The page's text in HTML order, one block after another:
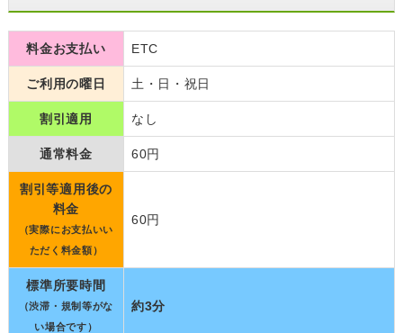
料金お支払い ETC
ご利用の曜日 土・日・祝日
割引適用 なし
通常料金 60円
割引等適用後の
料金
（実際にお支払いい
ただく料金額）
60円
標準所要時間
（渋滞・規制等がな
い場合です）
約3分